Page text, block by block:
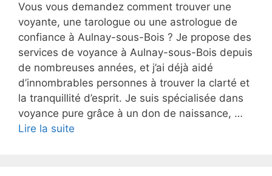
Vous vous demandez comment trouver une
voyante, une tarologue ou une astrologue de
confiance à Aulnay-sous-Bois ? Je propose des
services de voyance à Aulnay-sous-Bois depuis
de nombreuses années, et j’ai déjà aidé
d’innombrables personnes à trouver la clarté et
la tranquillité d’esprit. Je suis spécialisée dans
voyance pure grâce à un don de naissance, …
Lire la suite